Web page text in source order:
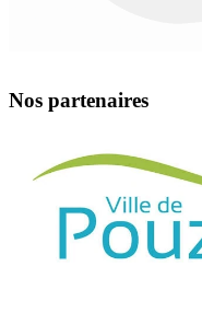
Nos partenaires